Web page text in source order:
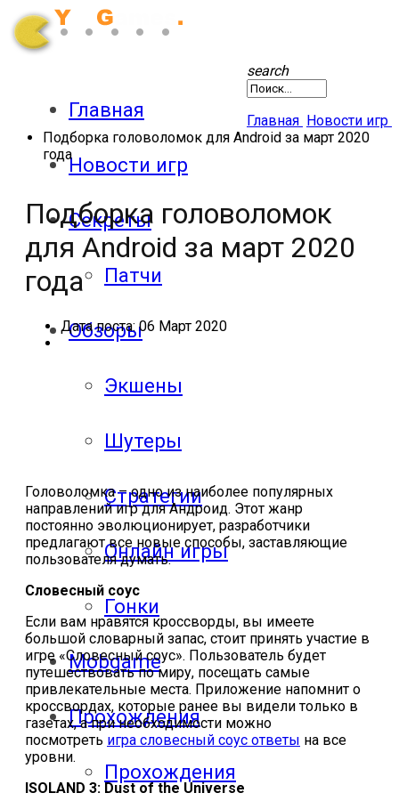
Главная
Новости игр
Секреты
Патчи
Обзоры
Экшены
Шутеры
Стратегии
Онлайн игры
Гонки
Mobgame
Прохождения
Прохождения
search
Главная Новости игр
Подборка головоломок для Android за март 2020
года
Подборка головоломок
для Android за март 2020
года
Дата поста: 06 Март 2020
Головоломка – одно из наиболее популярных
направлений игр для Андроид. Этот жанр
постоянно эволюционирует, разработчики
предлагают все новые способы, заставляющие
пользователя думать.
Словесный соус
Если вам нравятся кроссворды, вы имеете
большой словарный запас, стоит принять участие в
игре «Словесный соус». Пользователь будет
путешествовать по миру, посещать самые
привлекательные места. Приложение напомнит о
кроссвордах, которые ранее вы видели только в
газетах, а при необходимости можно
посмотреть игра словесный соус ответы на все
уровни.
ISOLAND 3: Dust of the Universe